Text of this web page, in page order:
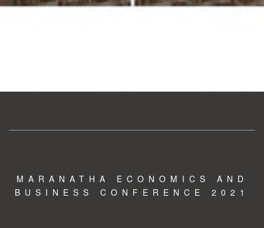
MARANATHA ECONOMICS AND
BUSINESS CONFERENCE 2021